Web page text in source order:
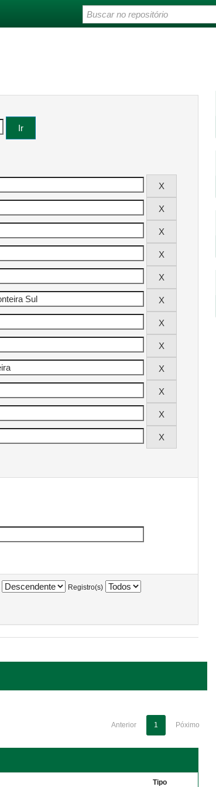
Registro(s)
Anterior 1 Póximo
Tipo